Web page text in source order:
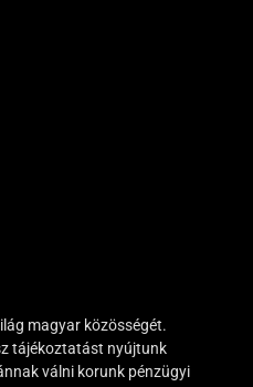
magyar közösségét.
tájékoztatást nyújtunk
válni korunk pénzügyi